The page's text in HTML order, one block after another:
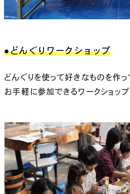
●どんぐりワークショップ
どんぐりを使って好きなものを作っ
お手軽に参加できるワークショップ